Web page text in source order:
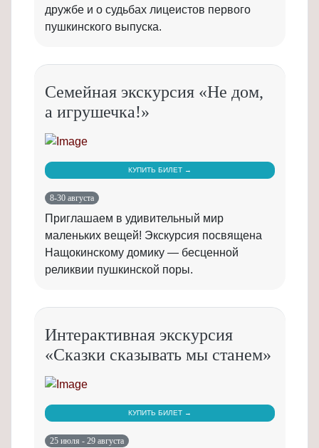
дружбе и о судьбах лицеистов первого
пушкинского выпуска.
Семейная экскурсия «Не дом,
а игрушечка!»
КУПИТЬ БИЛЕТ →
8-30 августа
Приглашаем в удивительный мир
маленьких вещей! Экскурсия посвящена
Нащокинскому домику — бесценной
реликвии пушкинской поры.
Интерактивная экскурсия
«Сказки сказывать мы станем»
КУПИТЬ БИЛЕТ →
25 июля - 29 августа